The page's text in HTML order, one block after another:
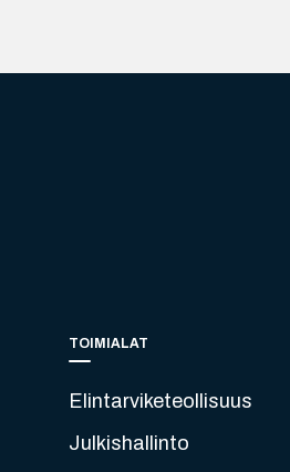
TOIMIALAT
Elintarviketeollisuus
Julkishallinto